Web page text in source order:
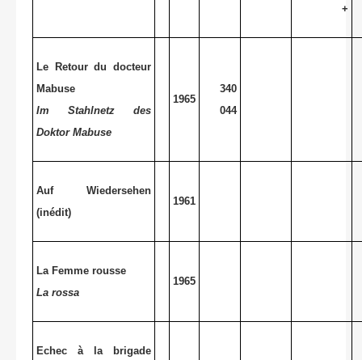
+
Le Retour du docteur
Mabuse
Im Stahlnetz des
Doktor Mabuse
1965
340
044
Auf Wiedersehen
(inédit)
1961
La Femme rousse
La rossa
1965
Echec à la brigade